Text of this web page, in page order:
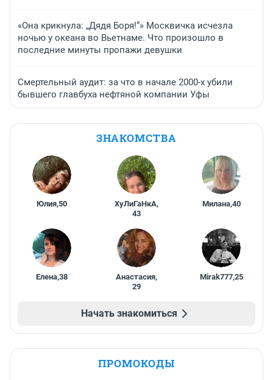
«Она крикнула: „Дядя Боря!“» Москвичка исчезла
ночью у океана во Вьетнаме. Что произошло в
последние минуты пропажи девушки
Смертельный аудит: за что в начале 2000-х убили
бывшего главбуха нефтяной компании Уфы
ЗНАКОМСТВА
Юлия,50 ХуЛиГаНкА,
43
Милана,40
Елена,38 Анастасия,
29
Mirak777,25
Начать знакомиться
ПРОМОКОДЫ